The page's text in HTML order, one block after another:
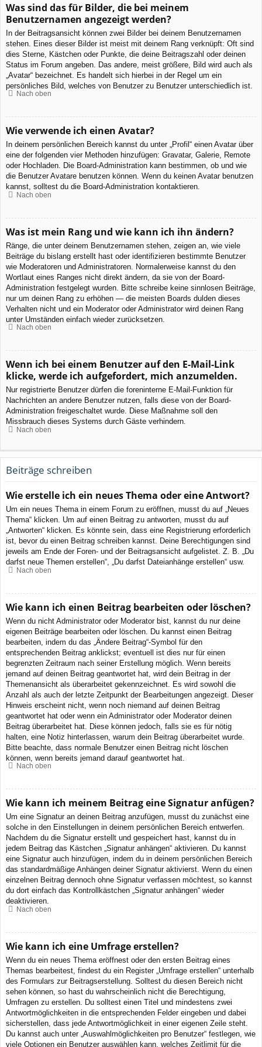
Was sind das für Bilder, die bei meinem
Benutzernamen angezeigt werden?
In der Beitragsansicht können zwei Bilder bei deinem Benutzernamen
stehen. Eines dieser Bilder ist meist mit deinem Rang verknüpft: Oft sind
dies Sterne, Kästchen oder Punkte, die deine Beitragszahl oder deinen
Status im Forum angeben. Das andere, meist größere, Bild wird auch als
„Avatar“ bezeichnet. Es handelt sich hierbei in der Regel um ein
persönliches Bild, welches von Benutzer zu Benutzer unterschiedlich ist.
Nach oben
Wie verwende ich einen Avatar?
In deinem persönlichen Bereich kannst du unter „Profil“ einen Avatar über
eine der folgenden vier Methoden hinzufügen: Gravatar, Galerie, Remote
oder Hochladen. Die Board-Administration kann bestimmen, ob und wie
die Benutzer Avatare benutzen können. Wenn du keinen Avatar benutzen
kannst, solltest du die Board-Administration kontaktieren.
Nach oben
Was ist mein Rang und wie kann ich ihn ändern?
Ränge, die unter deinem Benutzernamen stehen, zeigen an, wie viele
Beiträge du bislang erstellt hast oder identifizieren bestimmte Benutzer
wie Moderatoren und Administratoren. Normalerweise kannst du den
Wortlaut eines Ranges nicht direkt ändern, da sie von der Board-
Administration festgelegt wurden. Bitte schreibe keine sinnlosen Beiträge,
nur um deinen Rang zu erhöhen — die meisten Boards dulden dieses
Verhalten nicht und ein Moderator oder Administrator wird deinen Rang
unter Umständen einfach wieder zurücksetzen.
Nach oben
Wenn ich bei einem Benutzer auf den E-Mail-Link
klicke, werde ich aufgefordert, mich anzumelden.
Nur registrierte Benutzer dürfen die foreninterne E-Mail-Funktion für
Nachrichten an andere Benutzer nutzen, falls diese von der Board-
Administration freigeschaltet wurde. Diese Maßnahme soll den
Missbrauch dieses Systems durch Gäste verhindern.
Nach oben
Beiträge schreiben
Wie erstelle ich ein neues Thema oder eine Antwort?
Um ein neues Thema in einem Forum zu eröffnen, musst du auf „Neues
Thema“ klicken. Um auf einen Beitrag zu antworten, musst du auf
„Antworten“ klicken. Es könnte sein, dass eine Registrierung erforderlich
ist, bevor du einen Beitrag schreiben kannst. Deine Berechtigungen sind
jeweils am Ende der Foren- und der Beitragsansicht aufgelistet. Z. B. „Du
darfst neue Themen erstellen“, „Du darfst Dateianhänge erstellen“ usw.
Nach oben
Wie kann ich einen Beitrag bearbeiten oder löschen?
Wenn du nicht Administrator oder Moderator bist, kannst du nur deine
eigenen Beiträge bearbeiten oder löschen. Du kannst einen Beitrag
bearbeiten, indem du das „Ändere Beitrag“-Symbol für den
entsprechenden Beitrag anklickst; eventuell ist dies nur für einen
begrenzten Zeitraum nach seiner Erstellung möglich. Wenn bereits
jemand auf deinen Beitrag geantwortet hat, wird dein Beitrag in der
Themenansicht als überarbeitet gekennzeichnet. Es wird sowohl die
Anzahl als auch der letzte Zeitpunkt der Bearbeitungen angezeigt. Dieser
Hinweis erscheint nicht, wenn noch niemand auf deinen Beitrag
geantwortet hat oder wenn ein Administrator oder Moderator deinen
Beitrag überarbeitet hat. Diese können jedoch, falls sie es für nötig
halten, eine Notiz hinterlassen, warum dein Beitrag überarbeitet wurde.
Bitte beachte, dass normale Benutzer einen Beitrag nicht löschen
können, wenn bereits jemand darauf geantwortet hat.
Nach oben
Wie kann ich meinem Beitrag eine Signatur anfügen?
Um eine Signatur an deinen Beitrag anzufügen, musst du zunächst eine
solche in den Einstellungen in deinem persönlichen Bereich entwerfen.
Nachdem du die Signatur erstellt und gespeichert hast, kannst du in
jedem Beitrag das Kästchen „Signatur anhängen“ aktivieren. Du kannst
eine Signatur auch hinzufügen, indem du in deinem persönlichen Bereich
das standardmäßige Anhängen deiner Signatur aktivierst. Wenn du einen
einzelnen Beitrag dennoch ohne Signatur verfassen möchtest, so kannst
du dort einfach das Kontrollkästchen „Signatur anhängen“ wieder
deaktivieren.
Nach oben
Wie kann ich eine Umfrage erstellen?
Wenn du ein neues Thema eröffnest oder den ersten Beitrag eines
Themas bearbeitest, findest du ein Register „Umfrage erstellen“ unterhalb
des Formulars zur Beitragserstellung. Solltest du diesen Bereich nicht
sehen können, so hast du wahrscheinlich nicht die Berechtigung,
Umfragen zu erstellen. Du solltest einen Titel und mindestens zwei
Antwortmöglichkeiten in die entsprechenden Felder eingeben und dabei
sicherstellen, dass jede Antwortmöglichkeit in einer eigenen Zeile steht.
Du kannst auch unter „Auswahlmöglichkeiten pro Benutzer“ festlegen, wie
viele Optionen ein Benutzer auswählen kann, welches Zeitlimit für die